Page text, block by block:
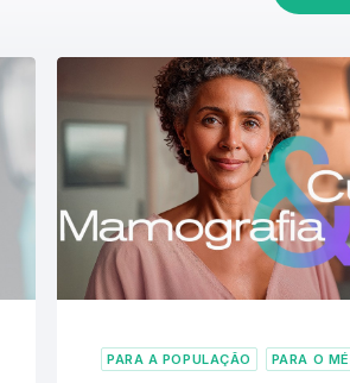
PARA A POPULAÇÃO PARA O